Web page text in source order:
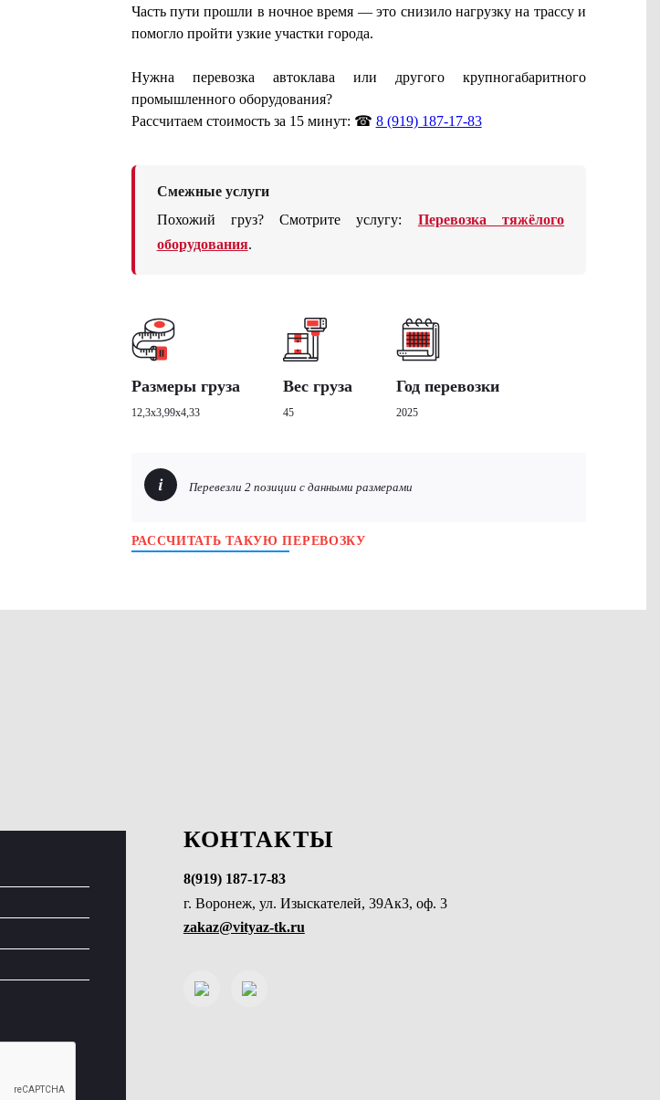
Часть пути прошли в ночное время — это снизило нагрузку на трассу и
помогло пройти узкие участки города.
Нужна перевозка автоклава или другого крупногабаритного
промышленного оборудования?
Рассчитаем стоимость за 15 минут: ☎ 8 (919) 187-17-83
Смежные услуги
Похожий груз? Смотрите услугу: Перевозка тяжёлого
оборудования.
Размеры груза
12,3х3,99х4,33
Вес груза
45
Год перевозки
2025
Перевезли 2 позиции с данными размерами
РАССЧИТАТЬ ТАКУЮ ПЕРЕВОЗКУ
КОНТАКТЫ
8(919) 187-17-83
г. Воронеж, ул. Изыскателей, 39Ак3, оф. 3
zakaz@vityaz-tk.ru